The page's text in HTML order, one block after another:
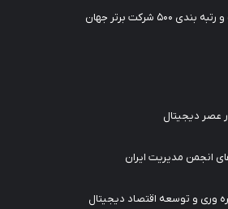
عصر دیجیتال
انجمن مدیریت ایران
وری و توسعه اقتصاد دیجیتال